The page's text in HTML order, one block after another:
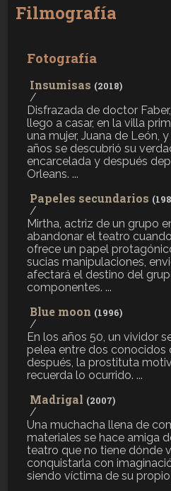
Filmografía
Fotografía
Insumisas (2018)
/
Disfrazada de doctor
llego a casar, en la villa
una mujer, Juana de León,
años se descubrió su
encarcelada y después
Orleans. ...
Papeles secundarios
/
Mirtha, actriz de un grupo
abandonar el teatro
ofrece un papel
sucias manipulaciones,
afectará el destino del
componentes. ...
Blue moon (1996)
/
En los años 50, un vividor
pelea entre dos conocidos
después, la prostituta
recuerda lo ocurrido. ...
Madrigal (2007)
/
Una muchacha llena de
materiales se hace amiga
teatro que no tiene dónde
conquistarla con
siendo víctima de su propio